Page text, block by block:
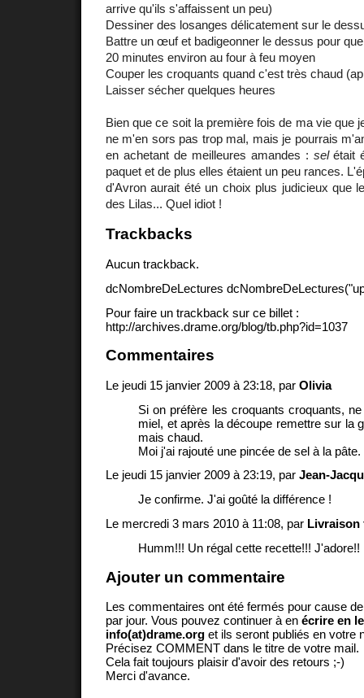
arrive qu'ils s'affaissent un peu)
Dessiner des losanges délicatement sur le
Battre un œuf et badigeonner le dessus pour
20 minutes environ au four à feu moyen
Couper les croquants quand c'est très chaud
Laisser sécher quelques heures
Bien que ce soit la première fois de ma vie que
ne m'en sors pas trop mal, mais je pourrais
en achetant de meilleures amandes : selétait
paquet et de plus elles étaient un peu rances.
d'Avron aurait été un choix plus judicieux que
des Lilas... Quel idiot !
Trackbacks
Aucun trackback.
dcNombreDeLectures
Pour faire un trackback sur ce billet :
http://archives.drame.org/blog/tb.php?id=1037
Commentaires
Le jeudi 15 janvier 2009 à 23:18, par Olivia
Si on préfère les croquants croquants,
miel, et après la découpe remettre sur la
mais chaud.
Moi j'ai rajouté une pincée de sel à la pâte.
Le jeudi 15 janvier 2009 à 23:19, par Jean-
Je confirme. J'ai goûté la différence !
Le mercredi 3 mars 2010 à 11:08, par Livraison
Humm!!! Un régal cette recette!!! J'adore!!
Ajouter un commentaire
Les commentaires ont été fermés pour cause
par jour. Vous pouvez continuer à en écrire en
info(at)drame.org et ils seront publiés en votre
Précisez COMMENT dans le titre de votre mail.
Cela fait toujours plaisir d'avoir des retours ;-)
Merci d'avance.